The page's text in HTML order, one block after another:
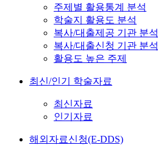
주제별 활용통계 분석
학술지 활용도 분석
복사/대출제공 기관 분석
복사/대출신청 기관 분석
활용도 높은 주제
최신/인기 학술자료
최신자료
인기자료
해외자료신청(E-DDS)